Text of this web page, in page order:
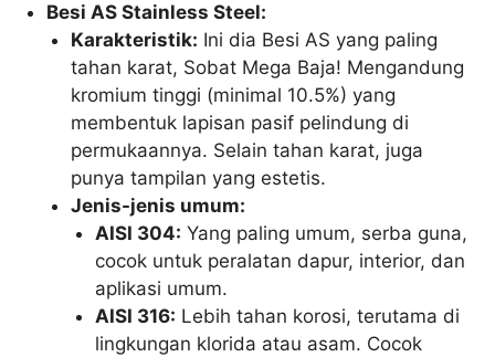
Besi AS Stainless Steel:
Karakteristik: Ini dia Besi AS yang paling
tahan karat, Sobat Mega Baja! Mengandung
kromium tinggi (minimal 10.5%) yang
membentuk lapisan pasif pelindung di
permukaannya. Selain tahan karat, juga
punya tampilan yang estetis.
Jenis-jenis umum:
AISI 304: Yang paling umum, serba guna,
cocok untuk peralatan dapur, interior, dan
aplikasi umum.
AISI 316: Lebih tahan korosi, terutama di
lingkungan klorida atau asam. Cocok